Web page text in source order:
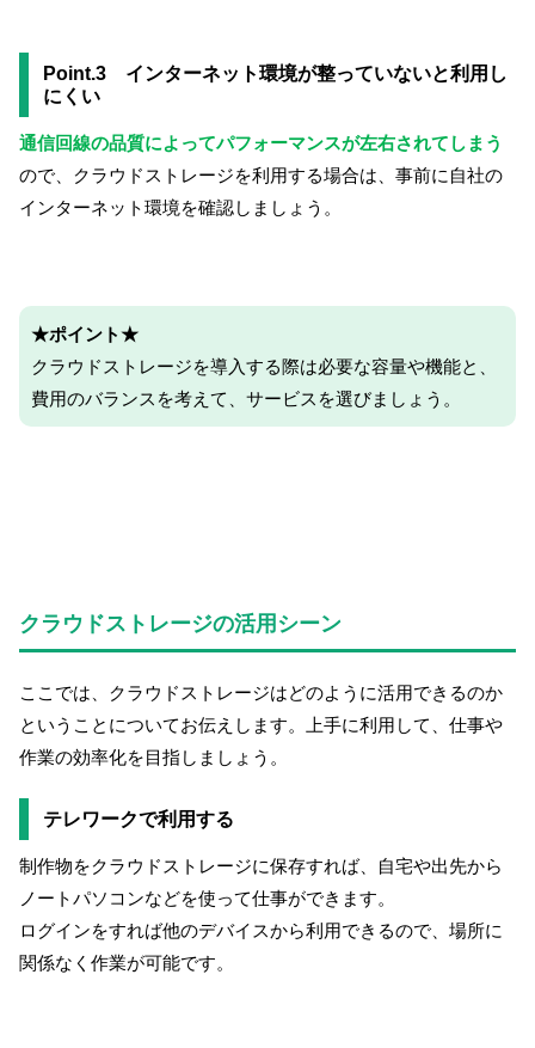
Point.3 インターネット環境が整っていないと利用し
にくい
通信回線の品質によってパフォーマンスが左右されてしまう
ので、クラウドストレージを利用する場合は、事前に自社の
インターネット環境を確認しましょう。
★ポイント★
クラウドストレージを導入する際は必要な容量や機能と、
費用のバランスを考えて、サービスを選びましょう。
クラウドストレージの活用シーン
ここでは、クラウドストレージはどのように活用できるのか
ということについてお伝えします。上手に利用して、仕事や
作業の効率化を目指しましょう。
テレワークで利用する
制作物をクラウドストレージに保存すれば、自宅や出先から
ノートパソコンなどを使って仕事ができます。
ログインをすれば他のデバイスから利用できるので、場所に
関係なく作業が可能です。